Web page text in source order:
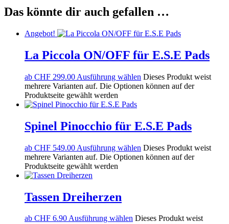
Das könnte dir auch gefallen …
Angebot!
La Piccola ON/OFF für E.S.E Pads
ab CHF 299.00 Ausführung wählen Dieses Produkt weist
mehrere Varianten auf. Die Optionen können auf der
Produktseite gewählt werden
Spinel Pinocchio für E.S.E Pads
ab CHF 549.00 Ausführung wählen Dieses Produkt weist
mehrere Varianten auf. Die Optionen können auf der
Produktseite gewählt werden
Tassen Dreiherzen
ab CHF 6.90Ausführung wählen Dieses Produkt weist